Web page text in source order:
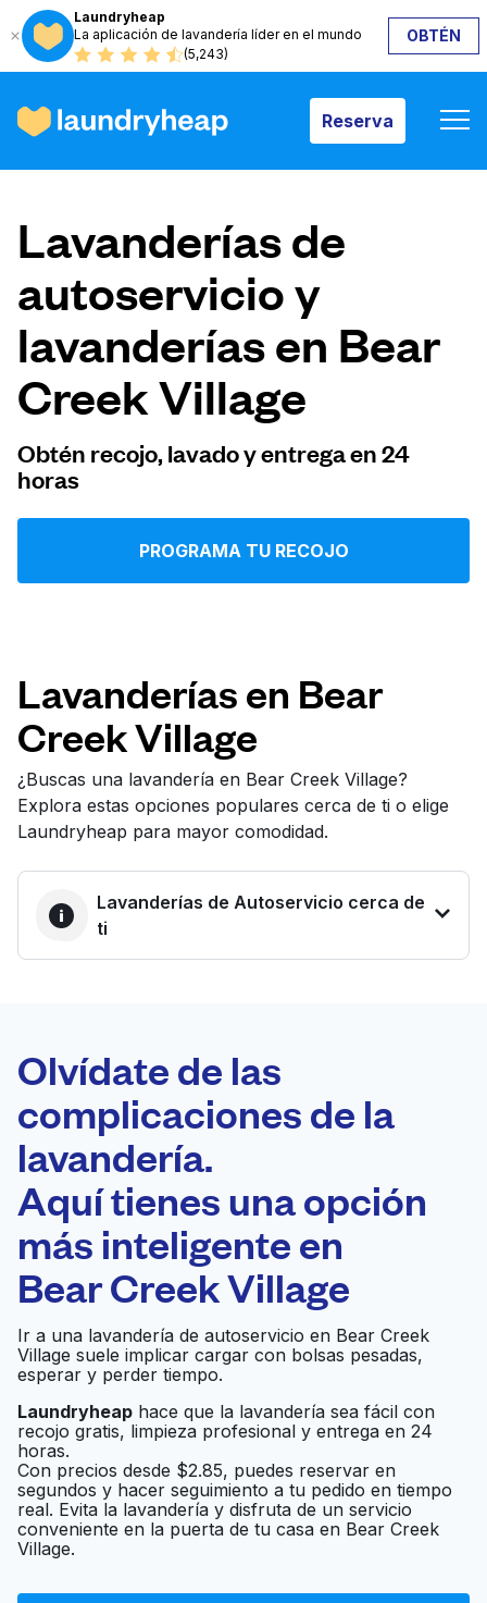
Laundryheap
La aplicación de lavandería líder en el mundo
(5,243)
OBTÉN
Reserva
Reserva
Cómo funciona
Precios y servicios
Quiénes somos
Para las empresas
Iniciar sesión
Síguenos en
Lavanderías de
autoservicio y
lavanderías en Bear
Creek Village
Obtén recojo, lavado y entrega en 24
horas
PROGRAMA TU RECOJO
Lavanderías en Bear
Creek Village
¿Buscas una lavandería en Bear Creek Village?
Explora estas opciones populares cerca de ti o elige
Laundryheap para mayor comodidad.
Lavanderías de Autoservicio cerca de
ti
Laundryheap.com
Programa tu recogida
0 min
Recojo y entrega
casa
Abierto 24/7
Friend's Washateria Ir al sitio web
Martinizing Dry
Cleaning
Ir al sitio web
Sparkle Washateria Ir al sitio web
Olvídate de las
complicaciones de la
lavandería.
Aquí tienes una opción
más inteligente en
Bear Creek Village
Ir a una lavandería de autoservicio en Bear Creek
Village suele implicar cargar con bolsas pesadas,
esperar y perder tiempo.
Laundryheap hace que la lavandería sea fácil con
recojo gratis, limpieza profesional y entrega en 24
horas.
Con precios desde $2.85, puedes reservar en
segundos y hacer seguimiento a tu pedido en tiempo
real. Evita la lavandería y disfruta de un servicio
conveniente en la puerta de tu casa en Bear Creek
Village.